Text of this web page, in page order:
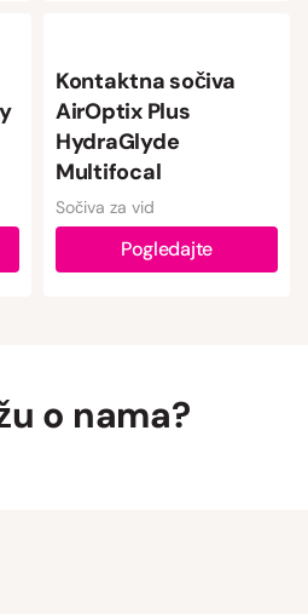
Kontaktna sočiva
AirOptix Plus
HydraGlyde
Multifocal
Sočiva za vid
Pogledajte
o nama?